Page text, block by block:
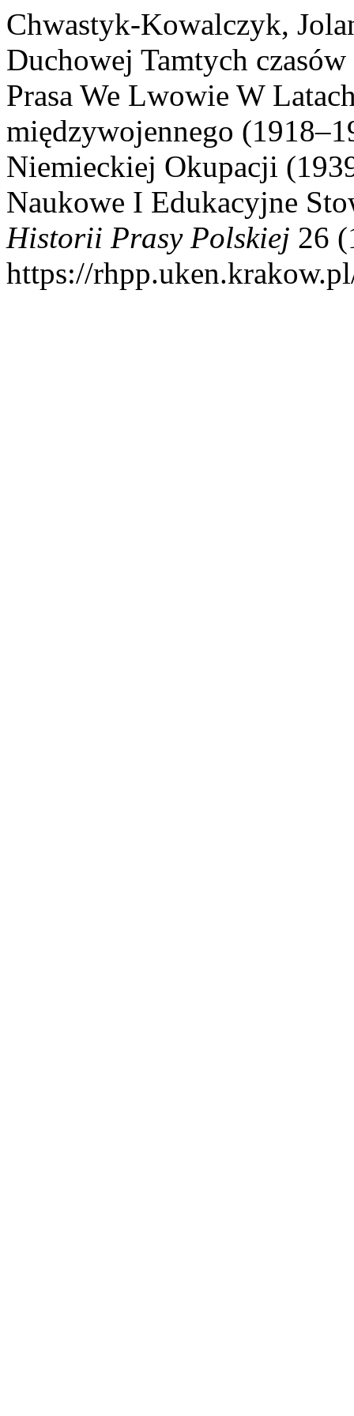
Chwastyk-Kowalczyk,
Duchowej Tamtych
Prasa We Lwowie W
międzywojennego
Niemieckiej Okupacji
Naukowe I Edukacyjne
Historii Prasy Polskiej 26
https://